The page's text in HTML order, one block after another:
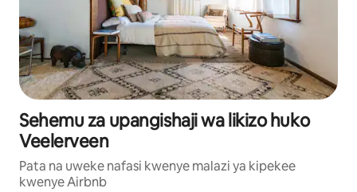
Sehemu za upangishaji wa likizo huko
Veelerveen
Pata na uweke nafasi kwenye malazi ya kipekee
kwenye Airbnb